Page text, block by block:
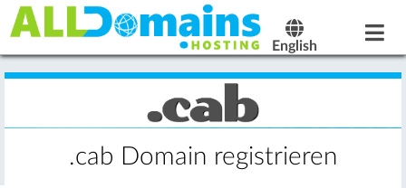
English
.cab Domain registrieren